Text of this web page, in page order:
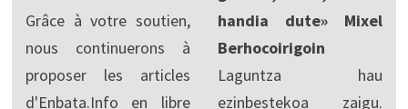
Grâce à votre soutien,
nous continuerons à
proposer les articles
d'Enbata.Info en libre
handia dute» Mixel
Berhocoirigoin
Laguntza hau
ezinbestekoa zaigu.